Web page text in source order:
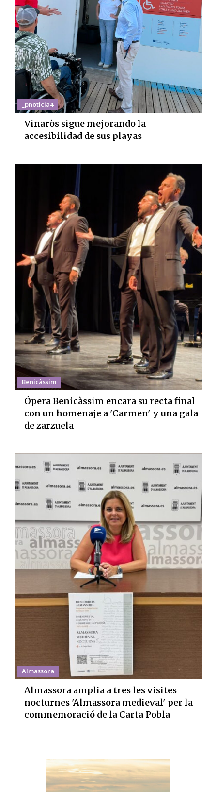
_pnoticia4
Vinaròs sigue mejorando la
accesibilidad de sus playas
Benicàssim
Ópera Benicàssim encara su recta final
con un homenaje a 'Carmen' y una gala
de zarzuela
Almassora
Almassora amplia a tres les visites
nocturnes 'Almassora medieval' per la
commemoració de la Carta Pobla